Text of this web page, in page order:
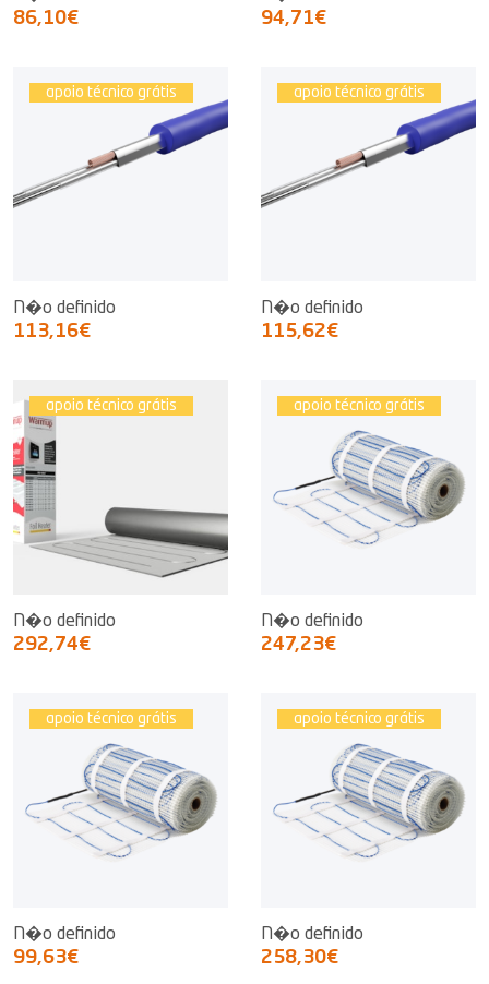
86,10€ 94,71€
apoio técnico grátis
N�o definido
113,16€
apoio técnico grátis
N�o definido
115,62€
apoio técnico grátis
N�o definido
292,74€
apoio técnico grátis
N�o definido
247,23€
apoio técnico grátis
N�o definido
99,63€
apoio técnico grátis
N�o definido
258,30€